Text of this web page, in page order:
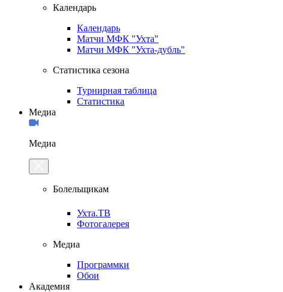
Календарь
Календарь
Матчи МФК "Ухта"
Матчи МФК "Ухта-дубль"
Статистика сезона
Турнирная таблица
Статистика
Медиа
Медиа
Болельщикам
Ухта.ТВ
Фотогалерея
Медиа
Программки
Обои
Академия